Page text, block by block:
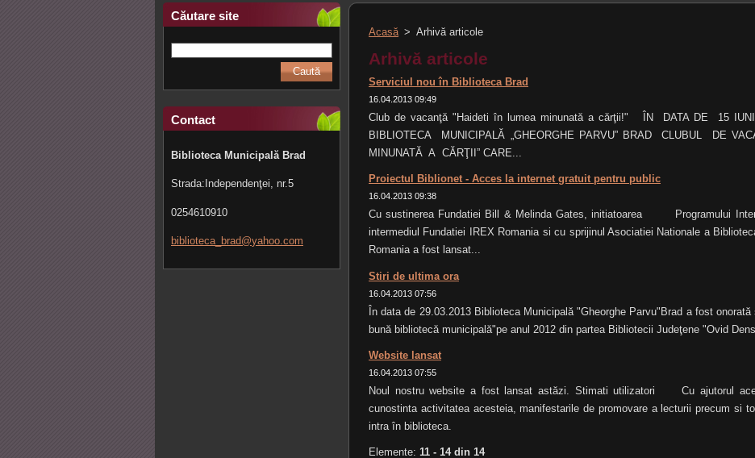
Căutare site
Contact
Biblioteca Municipală Brad
Strada:Independenţei, nr.5
0254610910
biblioteca_brad@yahoo.com
Acasă > Arhivă articole
Arhivă articole
Serviciul nou în Biblioteca Brad
16.04.2013 09:49
Club de vacanţă "Haideti în lumea minunată a cărţii!" ÎN DATA DE 15
BIBLIOTECA MUNICIPALĂ „GHEORGHE PARVU” BRAD CLUBUL DE
MINUNATĂ A CĂRŢII” CARE...
Proiectul Biblionet - Acces la internet gratuit pentru public
16.04.2013 09:38
Cu sustinerea Fundatiei Bill & Melinda Gates, initiatoarea Programului
intermediul Fundatiei IREX Romania si cu sprijinul Asociatiei Nationale a
Romania a fost lansat...
Stiri de ultima ora
16.04.2013 07:56
În data de 29.03.2013 Biblioteca Municipală "Gheorghe Parvu"Brad a fost
bună bibliotecă municipală"pe anul 2012 din partea Bibliotecii Judeţene "Ovid
Website lansat
16.04.2013 07:55
Noul nostru website a fost lansat astăzi. Stimati utilizatori Cu ajutorul
cunostinta activitatea acesteia, manifestarile de promovare a lecturii precum si
intra în biblioteca.
Elemente: 11 - 14 din 14